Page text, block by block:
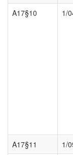
A17§10
1/
A17§11
1/